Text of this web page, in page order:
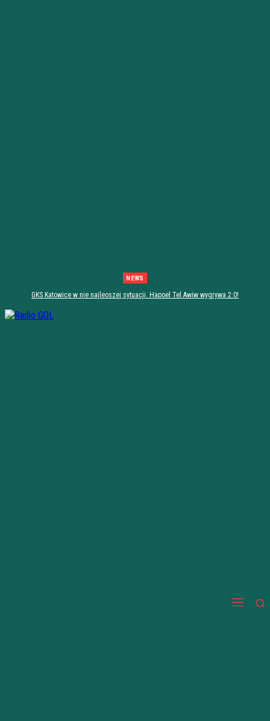
NEWS
GKS Katowice w nie najleoszej sytuacji. Hapoel Tel Awiw wygrywa 2:0!